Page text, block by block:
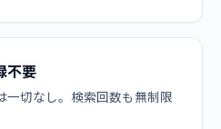
不要
一切なし。検索回数も無制限